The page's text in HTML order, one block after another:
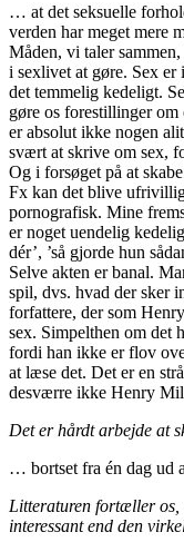
… at det seksuelle
verden har meget mere
Måden, vi taler
i sexlivet at gøre. Sex er
det temmelig kedeligt.
gøre os forestillinger om
er absolut ikke nogen
svært at skrive om sex,
Og i forsøget på at
Fx kan det blive
pornografisk. Mine
er noget uendelig
dér’, ’så gjorde hun
Selve akten er banal.
spil, dvs. hvad der sker
forfattere, der som
sex. Simpelthen om det
fordi han ikke er flov
at læse det. Det er en
desværre ikke Henry
Det er hårdt arbejde at
… bortset fra én dag ud
Litteraturen fortæller os,
interessant end den